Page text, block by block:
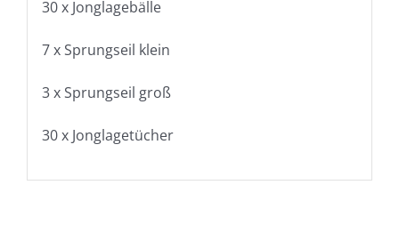
30 x Jonglagebälle
7 x Sprungseil klein
3 x Sprungseil groß
30 x Jonglagetücher